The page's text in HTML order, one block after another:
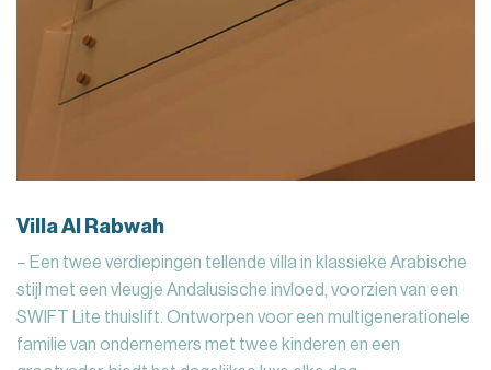
Villa Al Rabwah
– Een twee verdiepingen tellende villa in klassieke Arabische
stijl met een vleugje Andalusische invloed, voorzien van een
SWIFT Lite thuislift. Ontworpen voor een multigenerationele
familie van ondernemers met twee kinderen en een